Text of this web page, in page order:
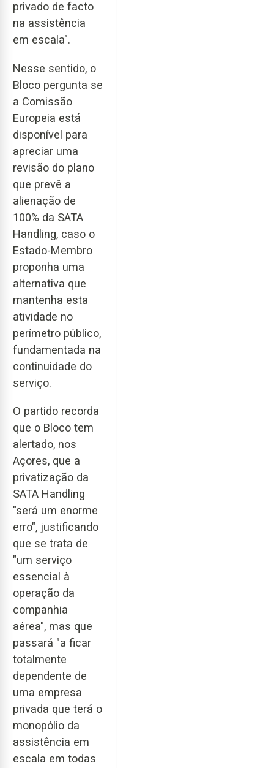
privado de facto
na assistência
em escala".
Nesse sentido, o
Bloco pergunta se
a Comissão
Europeia está
disponível para
apreciar uma
revisão do plano
que prevê a
alienação de
100% da SATA
Handling, caso o
Estado-Membro
proponha uma
alternativa que
mantenha esta
atividade no
perímetro público,
fundamentada na
continuidade do
serviço.
O partido recorda
que o Bloco tem
alertado, nos
Açores, que a
privatização da
SATA Handling
"será um enorme
erro", justificando
que se trata de
"um serviço
essencial à
operação da
companhia
aérea", mas que
passará "a ficar
totalmente
dependente de
uma empresa
privada que terá o
monopólio da
assistência em
escala em todas